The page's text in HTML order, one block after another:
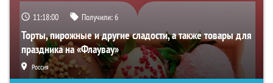
11:17:59 Получили:6
Торты, пирожные и другие сладости, а также товары для
праздника на «Флаувау»
Россия